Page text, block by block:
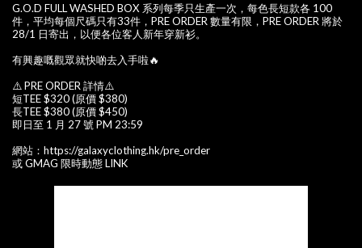
G.O.D FULL WASHED BOX 系列每季只生產一次，每色長短款各 100
件，平均每個尺碼只有33件，PRE ORDER 數量有限，PRE ORDER 將於
28/1 日寄出，以便各位客人新年穿新衫。
有興趣嘅觀眾就快啲去入手啦🔥
⚠️ PRE ORDER 詳情⚠️
短TEE $320 (原價 $380)
長TEE $380 (原價 $450)
即日至 1 月 27 號 PM 23:59
網站：https://galaxyclothing.hk/pre_order
或 GMAG 限時動態 LINK